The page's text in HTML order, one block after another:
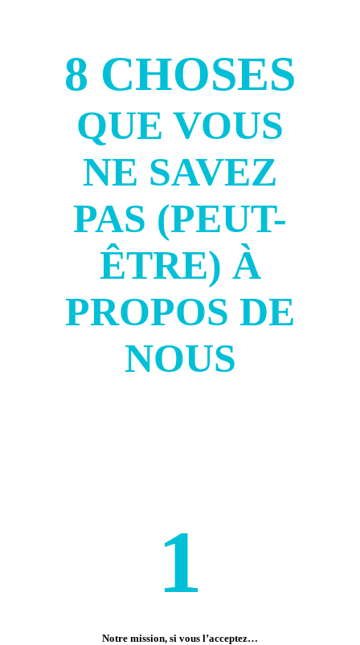
8 CHOSES
QUE VOUS
NE SAVEZ
PAS (PEUT-
ÊTRE) À
PROPOS DE
NOUS
1
Notre mission, si vous l’acceptez…